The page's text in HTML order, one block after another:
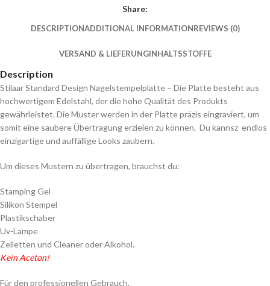
Share:
DESCRIPTIONADDITIONAL INFORMATIONREVIEWS (0)
VERSAND & LIEFERUNGINHALTSSTOFFE
Description
Stilaar Standard Design Nagelstempelplatte – Die Platte besteht aus
hochwertigem Edelstahl, der die hohe Qualität des Produkts
gewährleistet. Die Muster werden in der Platte präzis eingraviert, um
somit eine saubere Übertragung erzielen zu können. Du kannsz endlos
einzigartige und auffällige Looks zaubern.
Um dieses Mustern zu übertragen, brauchst du:
Stamping Gel
Silikon Stempel
Plastikschaber
Uv-Lampe
Zelletten und Cleaner oder Alkohol.
Kein Aceton!
Für den professionellen Gebrauch.